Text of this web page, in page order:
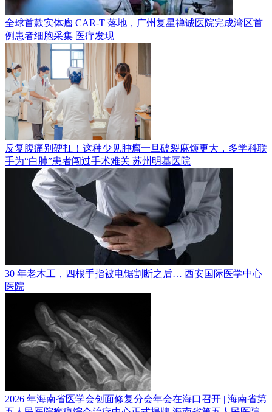
全球首款实体瘤 CAR-T 落地，广州复星禅诚医院完成湾区首
例患者细胞采集 医疗发现
反复腹痛别硬扛！这种少见肿瘤一旦破裂麻烦更大，多学科联
手为“白肺”患者闯过手术难关 苏州明基医院
30 年老木工，四根手指被电锯割断之后… 西安国际医学中心
医院
2026 年海南省医学会创面修复分会年会在海口召开 | 海南省第